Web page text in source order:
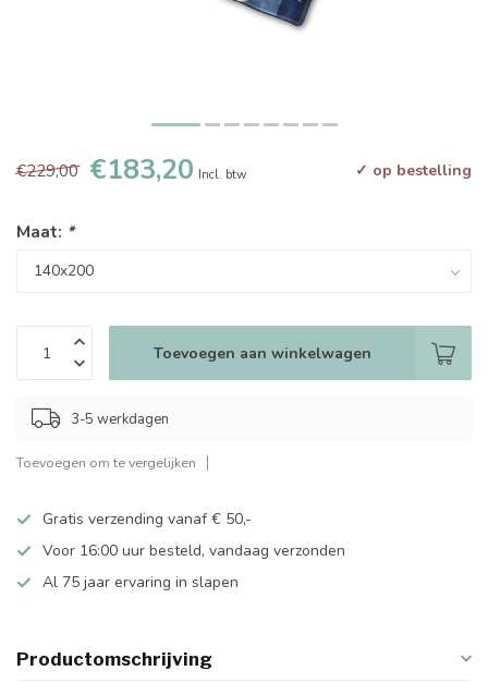
€229,00 €183,20 Incl. btw ✓ op bestelling
Maat: *
Toevoegen aan winkelwagen
3-5 werkdagen
Toevoegen om te vergelijken
Gratis verzending vanaf € 50,-
Voor 16:00 uur besteld, vandaag verzonden
Al 75 jaar ervaring in slapen
Productomschrijving